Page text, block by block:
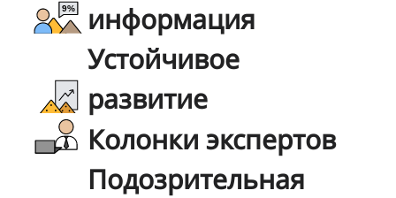
информация
Устойчивое
развитие
Колонки экспертов
Подозрительная